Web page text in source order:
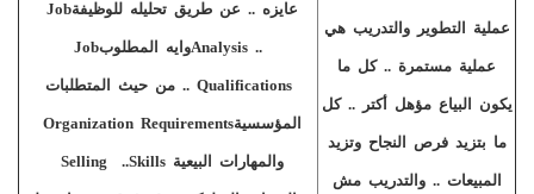
عملية التطوير والتدريب هي
عملية مستمرة .. كل ما
يكون البياع مؤهل أكتر .. كل
ما بتزيد فرص النجاح وتزيد
المبيعات .. والتدريب مش
عايزه .. عن طريق تحليله للوظيفةJob
Analysis ..وايه المطلوبJob
Qualifications
..من حيث المتطلبات
المؤسسيةOrganization Requirements
والمهارات البيعية Selling ..Skills